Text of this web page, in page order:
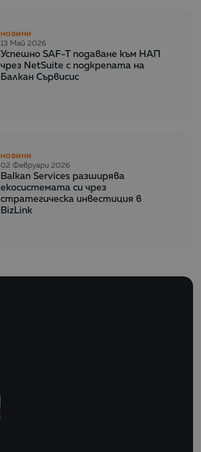
НОВИНИ
13 Май 2026
Успешно SAF-T подаване към НАП
чрез NetSuite с подкрепата на
Балкан Сървисис
НОВИНИ
02 Февруари 2026
Balkan Services разширява
екосистемата си чрез
стратегическа инвестиция в
BizLink